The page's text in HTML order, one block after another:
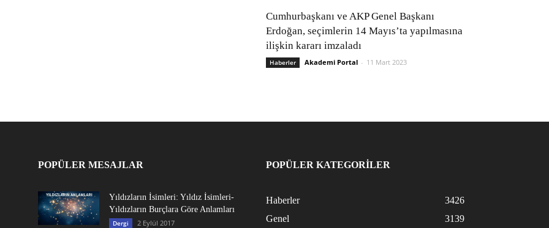
Cumhurbaşkanı ve AKP Genel Başkanı
Erdoğan, seçimlerin 14 Mayıs’ta yapılmasına
ilişkin kararı imzaladı
Haberler Akademi Portal - 11 Mart 2023
POPÜLER MESAJLAR
Yıldızların İsimleri: Yıldız İsimleri-
Yıldızların Burçlara Göre Anlamları
Dergi 2 Eylül 2017
POPÜLER KATEGORİLER
Haberler
3426
Genel
3139